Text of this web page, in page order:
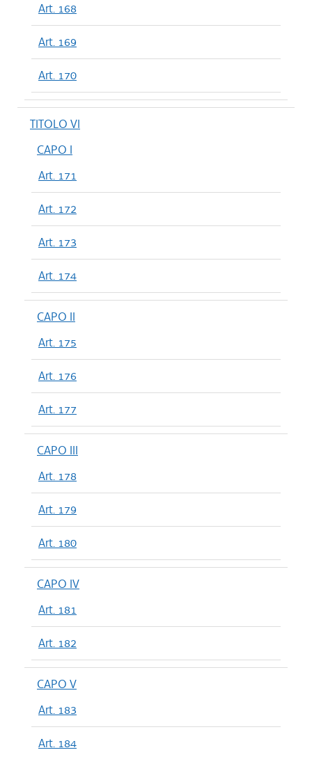
Art. 168
Art. 169
Art. 170
TITOLO VI
CAPO I
Art. 171
Art. 172
Art. 173
Art. 174
CAPO II
Art. 175
Art. 176
Art. 177
CAPO III
Art. 178
Art. 179
Art. 180
CAPO IV
Art. 181
Art. 182
CAPO V
Art. 183
Art. 184